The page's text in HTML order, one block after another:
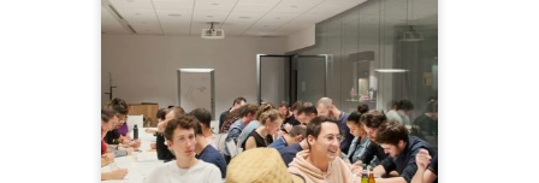
Contactez nous